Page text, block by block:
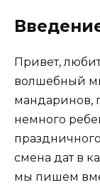
Привет,
волшебный
мандаринов,
немного
смена дат в
мы пишем